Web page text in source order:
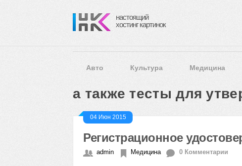
настоящий
хостинг картинок
Авто Культура Медицина
а также тесты для
04 Июн 2015
Регистрационное
admin Медицина 0 Комментарии